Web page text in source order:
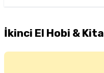
İkinci El Hobi &